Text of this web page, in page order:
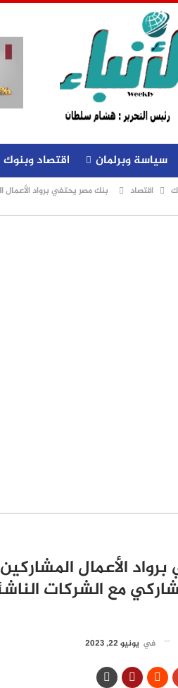
سياسة وبرلمان اقتصاد وبنوك
اقتصاد بنك مصر يحتفي برواد الأعمال
الأعمال
مع الشركات
في يونيو 22, 2023